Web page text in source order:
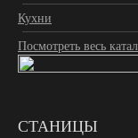
Кухни
Посмотреть весь
СТАНИЦЫ